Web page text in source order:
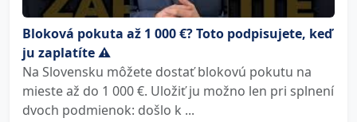
Bloková pokuta až 1 000 €? Toto podpisujete, keď
ju zaplatíte ⚠️
Na Slovensku môžete dostať blokovú pokutu na
mieste až do 1 000 €. Uložiť ju možno len pri splnení
dvoch podmienok: došlo k ...